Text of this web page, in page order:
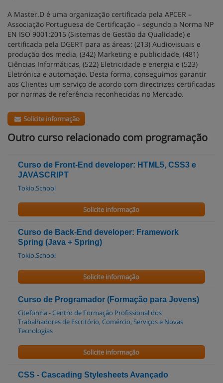
A Master.D é uma organização certificada pela APCER –
Associação Portuguesa de Certificação – segundo a Norma NP
EN ISO 9001:2015 (Sistemas de Gestão da Qualidade) e
certificada pela DGERT para as áreas: (213) Audiovisuais e
produção dos media, (342) Marketing e publicidade, (481)
Ciências Informáticas, (522) Eletricidade e energia e (523)
Eletrónica e automação. Desta forma, conseguimos garantir
aos Clientes um serviço de acordo com directrizes certificadas
por normas de referência reconhecidas no Mercado.
Solicite informação
Outro curso relacionado com programação
Curso de Front-End developer: HTML5, CSS3 e
JAVASCRIPT
Tokio.School
Solicite informação
Curso de Back-End developer: Framework
Spring (Java + Spring)
Tokio.School
Solicite informação
Curso de Programador (Formação para Jovens)
Citeforma - Centro de Formação Profissional dos
Trabalhadores de Escritório, Comércio, Serviços e Novas
Tecnologias
Solicite informação
CSS - Cascading Stylesheets Avançado